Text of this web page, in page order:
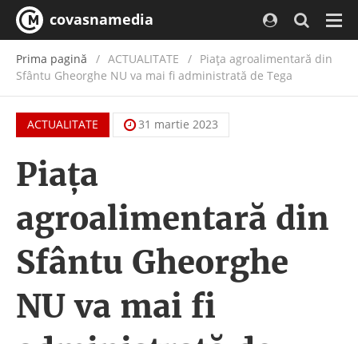
covasnamedia
Prima pagină ACTUALITATE / Piața agroalimentară din
Sfântu Gheorghe NU va mai fi administrată de Tega
ACTUALITATE 31 martie 2023
Piața
agroalimentară din
Sfântu Gheorghe
NU va mai fi